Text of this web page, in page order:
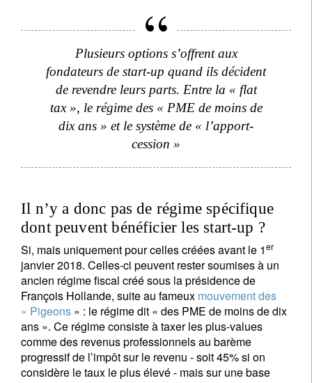
Plusieurs options s’offrent aux
fondateurs de start-up quand ils décident
de revendre leurs parts. Entre la « flat
tax », le régime des « PME de moins de
dix ans » et le système de « l’apport-
cession »
Il n’y a donc pas de régime spécifique
dont peuvent bénéficier les start-up ?
Si, mais uniquement pour celles créées avant le 1er
janvier 2018. Celles-ci peuvent rester soumises à un
ancien régime fiscal créé sous la présidence de
François Hollande, suite au fameux mouvement des
« Pigeons » : le régime dit « des PME de moins de dix
ans ». Ce régime consiste à taxer les plus-values
comme des revenus professionnels au barème
progressif de l’impôt sur le revenu - soit 45% si on
considère le taux le plus élevé - mais sur une base